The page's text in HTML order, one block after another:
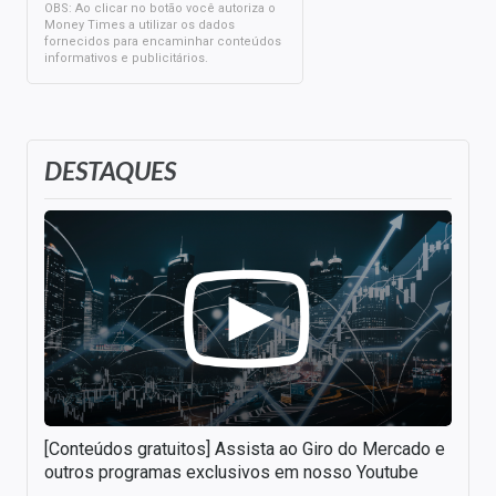
DESTAQUES
[Conteúdos gratuitos] Assista ao Giro do Mercado e
outros programas exclusivos em nosso Youtube
OBS: Ao clicar no botão você autoriza o
Money Times a utilizar os dados
fornecidos para encaminhar conteúdos
informativos e publicitários.